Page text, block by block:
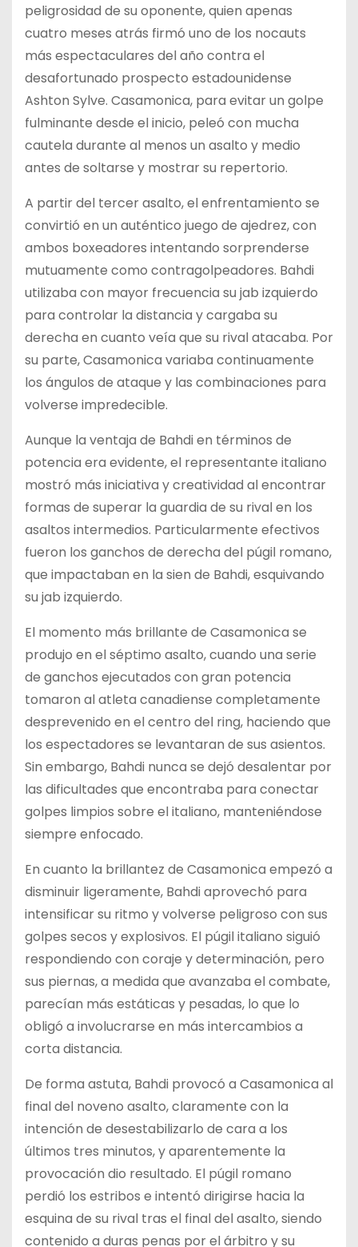
peligrosidad de su oponente, quien apenas
cuatro meses atrás firmó uno de los nocauts
más espectaculares del año contra el
desafortunado prospecto estadounidense
Ashton Sylve. Casamonica, para evitar un golpe
fulminante desde el inicio, peleó con mucha
cautela durante al menos un asalto y medio
antes de soltarse y mostrar su repertorio.
A partir del tercer asalto, el enfrentamiento se
convirtió en un auténtico juego de ajedrez, con
ambos boxeadores intentando sorprenderse
mutuamente como contragolpeadores. Bahdi
utilizaba con mayor frecuencia su jab izquierdo
para controlar la distancia y cargaba su
derecha en cuanto veía que su rival atacaba. Por
su parte, Casamonica variaba continuamente
los ángulos de ataque y las combinaciones para
volverse impredecible.
Aunque la ventaja de Bahdi en términos de
potencia era evidente, el representante italiano
mostró más iniciativa y creatividad al encontrar
formas de superar la guardia de su rival en los
asaltos intermedios. Particularmente efectivos
fueron los ganchos de derecha del púgil romano,
que impactaban en la sien de Bahdi, esquivando
su jab izquierdo.
El momento más brillante de Casamonica se
produjo en el séptimo asalto, cuando una serie
de ganchos ejecutados con gran potencia
tomaron al atleta canadiense completamente
desprevenido en el centro del ring, haciendo que
los espectadores se levantaran de sus asientos.
Sin embargo, Bahdi nunca se dejó desalentar por
las dificultades que encontraba para conectar
golpes limpios sobre el italiano, manteniéndose
siempre enfocado.
En cuanto la brillantez de Casamonica empezó a
disminuir ligeramente, Bahdi aprovechó para
intensificar su ritmo y volverse peligroso con sus
golpes secos y explosivos. El púgil italiano siguió
respondiendo con coraje y determinación, pero
sus piernas, a medida que avanzaba el combate,
parecían más estáticas y pesadas, lo que lo
obligó a involucrarse en más intercambios a
corta distancia.
De forma astuta, Bahdi provocó a Casamonica al
final del noveno asalto, claramente con la
intención de desestabilizarlo de cara a los
últimos tres minutos, y aparentemente la
provocación dio resultado. El púgil romano
perdió los estribos e intentó dirigirse hacia la
esquina de su rival tras el final del asalto, siendo
contenido a duras penas por el árbitro y su